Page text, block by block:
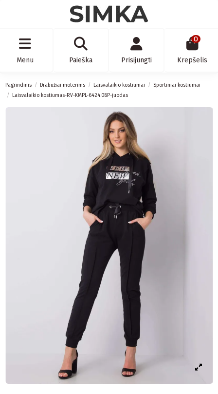
Menu Paieška Prisijungti
0
Krepšelis
Pagrindinis Drabužiai moterims Laisvalaikio kostiumai
Sportiniai kostiumai
Laisvalaikio kostiumas-RV-KMPL-6424.08P-juodas